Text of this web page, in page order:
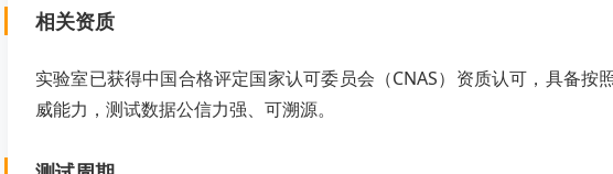
相关资质
实验室已获得中国合格评定国家认可委员会（CNAS）资质认可，具备
威能力，测试数据公信力强、可溯源。